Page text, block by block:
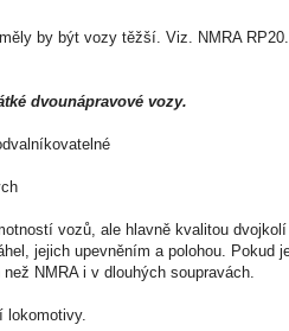
by být vozy těžší. Viz. NMRA
dvounápravové vozy.
vozů, ale hlavně kvalitou
jejich upevněním a polohou. Pokud
NMRA i v dlouhých soupravách.
lokomotivy.